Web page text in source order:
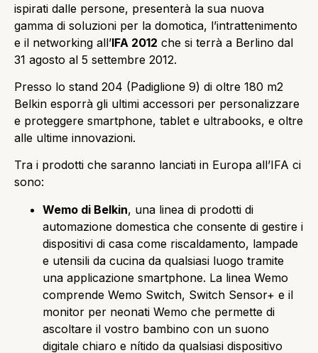
ispirati dalle persone, presenterà la sua nuova
gamma di soluzioni per la domotica, l’intrattenimento
e il networking all’IFA 2012 che si terrà a Berlino dal
31 agosto al 5 settembre 2012.
Presso lo stand 204 (Padiglione 9) di oltre 180 m2
Belkin esporrà gli ultimi accessori per personalizzare
e proteggere smartphone, tablet e ultrabooks, e oltre
alle ultime innovazioni.
Tra i prodotti che saranno lanciati in Europa all’IFA ci
sono:
Wemo di Belkin, una linea di prodotti di
automazione domestica che consente di gestire i
dispositivi di casa come riscaldamento, lampade
e utensili da cucina da qualsiasi luogo tramite
una applicazione smartphone. La linea Wemo
comprende Wemo Switch, Switch Sensor+ e il
monitor per neonati Wemo che permette di
ascoltare il vostro bambino con un suono
digitale chiaro e nítido da qualsiasi dispositivo